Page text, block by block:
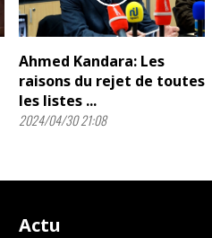
Ahmed Kandara: Les
raisons du rejet de toutes
les listes ...
2024/04/30 21:08
Actu